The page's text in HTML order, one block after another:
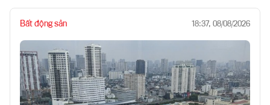
Bất động sản 18:37, 08/08/2026